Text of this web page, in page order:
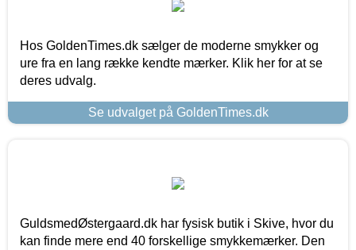
Hos GoldenTimes.dk sælger de moderne smykker og
ure fra en lang række kendte mærker. Klik her for at se
deres udvalg.
Se udvalget på GoldenTimes.dk
GuldsmedØstergaard.dk har fysisk butik i Skive, hvor du
kan finde mere end 40 forskellige smykkemærker. Den